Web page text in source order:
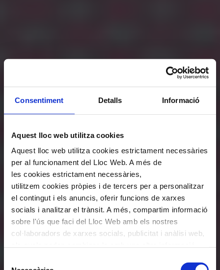
Consentiment Detalls Informació
Aquest lloc web utilitza cookies
Aquest lloc web utilitza cookies estrictament necessàries
per al funcionament del Lloc Web. A més de
les cookies estrictament necessàries,
utilitzem cookies pròpies i de tercers per a personalitzar
el contingut i els anuncis, oferir funcions de xarxes
socials i analitzar el trànsit. A més, compartim informació
sobre l'ús que faci del Lloc Web amb els nostres
col·laboradors de xarxes socials, publicitat i anàlisi web,